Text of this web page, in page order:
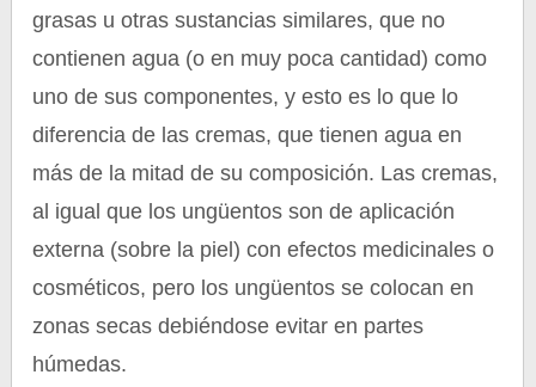
grasas u otras sustancias similares, que no
contienen agua (o en muy poca cantidad) como
uno de sus componentes, y esto es lo que lo
diferencia de las cremas, que tienen agua en
más de la mitad de su composición. Las cremas,
al igual que los ungüentos son de aplicación
externa (sobre la piel) con efectos medicinales o
cosméticos, pero los ungüentos se colocan en
zonas secas debiéndose evitar en partes
húmedas.